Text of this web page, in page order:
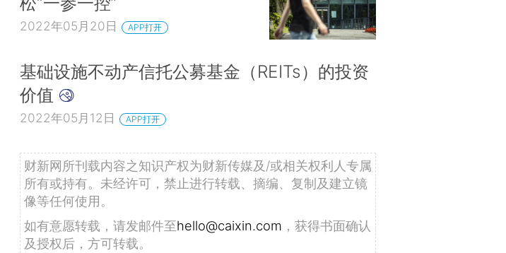
2022年05月20日 APP打开
基础设施不动产信托公募基金（REITs）的投资
价值
2022年05月12日 APP打开
财新网所刊载内容之知识产权为财新传媒及/或相关权利人专属
所有或持有。未经许可，禁止进行转载、摘编、复制及建立镜
像等任何使用。
如有意愿转载，请发邮件至hello@caixin.com ，获得书面确认
及授权后，方可转载。